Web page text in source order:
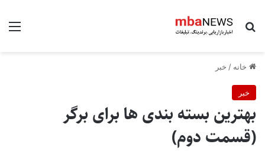
جستجو برای
خانه / خبر
خبر
بهترین بسته بندی ها برای برگر
(قسمت دوم)